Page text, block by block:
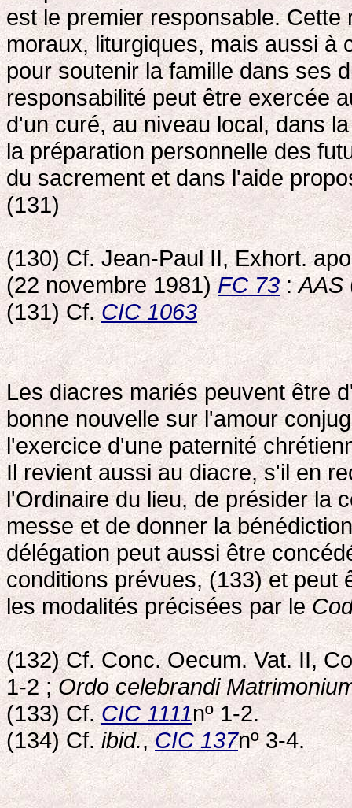
est le premier responsable.
moraux, liturgiques, mais aussi à
pour soutenir la famille dans ses
responsabilité peut être exercée
d'un curé, au niveau local, dans
la préparation personnelle des
du sacrement et dans l'aide
(131)
(130) Cf. Jean-Paul II, Exhort.
(22 novembre 1981)FC 73:AAS
(131) Cf.CIC 1063
Les diacres mariés peuvent être
bonne nouvelle sur l'amour
l'exercice d'une paternité
Il revient aussi au diacre, s'il en
l'Ordinaire du lieu, de présider la
messe et de donner la
délégation peut aussi être
conditions prévues, (133) et peut
les modalités précisées par le
(132) Cf. Conc. Oecum. Vat. II,
1-2 ;Ordo celebrandi
(133) Cf.CIC 1111nº 1-2.
(134) Cf.ibid.,CIC 137nº 3-4.